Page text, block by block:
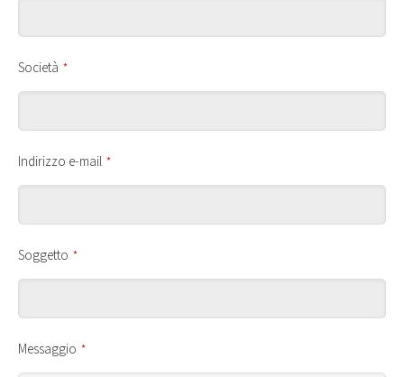
Società *
Indirizzo e-mail *
Soggetto *
Messaggio *